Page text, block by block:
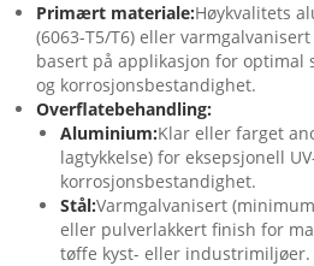
Primært materiale:Høykvalitets
(6063-T5/T6) eller varmgalvanisert
basert på applikasjon for optimal
og korrosjonsbestandighet.
Overflatebehandling:
Aluminium:Klar eller farget
lagtykkelse) for eksepsjonell
korrosjonsbestandighet.
Stål:Varmgalvanisert
eller pulverlakkert finish for
tøffe kyst- eller industrimiljøer.